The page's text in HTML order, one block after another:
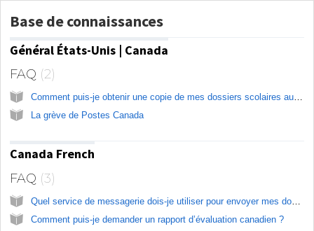
Base de connaissances
Général États-Unis | Canada
FAQ 2
La grève de Postes Canada
Canada French
FAQ 3
Comment puis-je demander un rapport d’évaluation canadien ?